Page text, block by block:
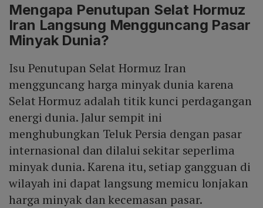
Mengapa Penutupan Selat Hormuz
Iran Langsung Mengguncang Pasar
Minyak Dunia?
Isu Penutupan Selat Hormuz Iran
mengguncang harga minyak dunia karena
Selat Hormuz adalah titik kunci perdagangan
energi dunia. Jalur sempit ini
menghubungkan Teluk Persia dengan pasar
internasional dan dilalui sekitar seperlima
minyak dunia. Karena itu, setiap gangguan di
wilayah ini dapat langsung memicu lonjakan
harga minyak dan kecemasan pasar.